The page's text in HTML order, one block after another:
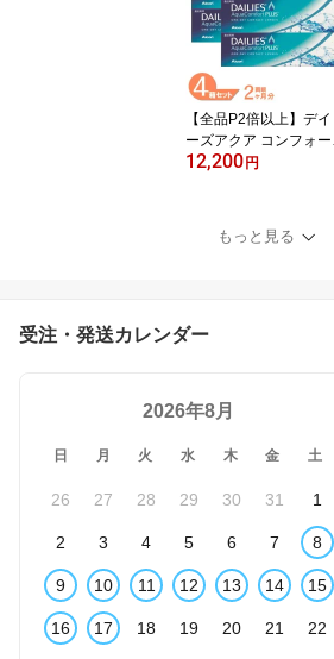
ンタクト 2週間使い捨
UVカット johnson 送
無料 【一部度数欠品中
【全品P2倍以上】デイ
ーズアクア コンフォー
プラスマルチフォーカル
クトレンズ 1day ワンデ
ー 1日使い捨て デイリー
12,200円
もっと見る
受注・発送カレンダー
2026年8月
日 月 火 水 木 金 土
26 27 28 29 30 31 1
2 3 4 5 6 7 8
9 10 11 12 13 14 15
16 17 18 19 20 21 22